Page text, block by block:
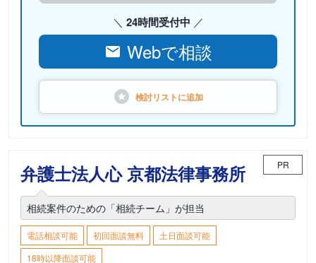
24時間受付中
Webで相談
検討リストに追加
弁護士法人心 京都法律事務所 PR
相続案件のための「相続チーム」が担当
電話相談可能 初回面談無料
土日面談可能
18時以降面談可能